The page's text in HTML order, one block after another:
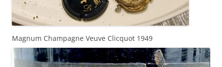
Magnum Champagne Veuve Clicquot 1949